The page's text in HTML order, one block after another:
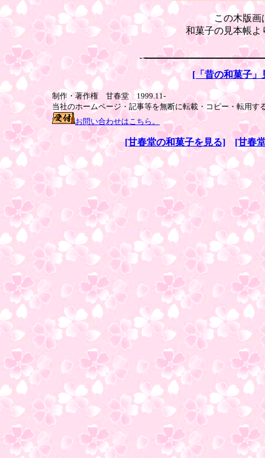
この木版画
和菓子の見本帳よ
[「昔の和菓子」
制作・著作権 甘春堂 1999.11-
当社のホームページ・記事等を無断に転載・コピー・転用す
お問い合わせはこちら。
[甘春堂の和菓子を見る] [甘春